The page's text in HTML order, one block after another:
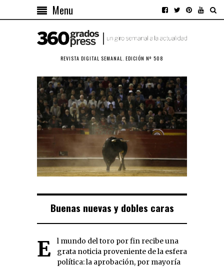
Menu
REVISTA DIGITAL SEMANAL. EDICIÓN Nº 508
Buenas nuevas y dobles caras
El mundo del toro por fin recibe una
grata noticia proveniente de la esfera
política: la aprobación, por mayoría